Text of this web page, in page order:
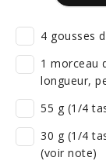
4 gousses
1 morceau
longueur,
55 g (1/4
30 g (1/4
(voir note)